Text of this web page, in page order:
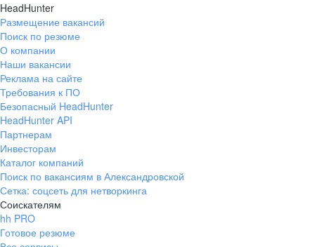
HeadHunter
Размещение вакансий
Поиск по резюме
О компании
Наши вакансии
Реклама на сайте
Требования к ПО
Безопасный HeadHunter
HeadHunter API
Партнерам
Инвесторам
Каталог компаний
Поиск по вакансиям в Александровской
Сетка: соцсеть для нетворкинга
Соискателям
hh PRO
Готовое резюме